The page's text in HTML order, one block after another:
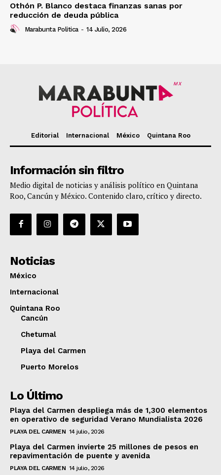
Othón P. Blanco destaca finanzas sanas por
reducción de deuda pública
Marabunta Politica - 14 Julio, 2026
MX
Editorial Internacional México Quintana Roo
Información sin filtro
Medio digital de noticias y análisis político en Quintana
Roo, Cancún y México. Contenido claro, crítico y directo.
Noticias
México
Internacional
Quintana Roo
Cancún
Chetumal
Playa del Carmen
Puerto Morelos
Lo Último
Playa del Carmen despliega más de 1,300 elementos
en operativo de seguridad Verano Mundialista 2026
PLAYA DEL CARMEN 14 julio, 2026
Playa del Carmen invierte 25 millones de pesos en
repavimentación de puente y avenida
PLAYA DEL CARMEN 14 julio, 2026